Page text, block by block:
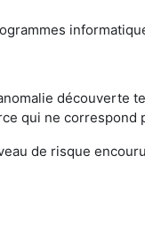
découverte
qui ne correspond
de risque